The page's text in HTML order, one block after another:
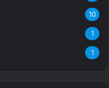
10
1
1